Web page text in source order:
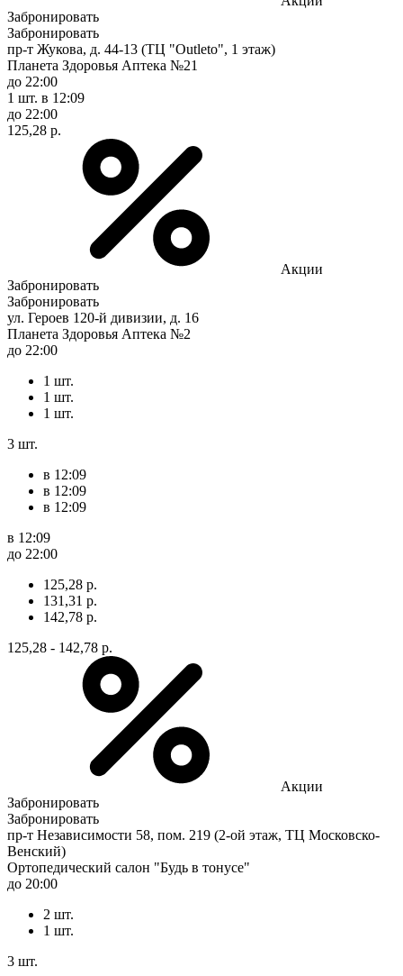
Забронировать
Забронировать
пр-т Жукова, д. 44-13 (ТЦ "Outleto", 1 этаж)
Планета Здоровья Аптека №21
до 22:00
1 шт. в 12:09
до 22:00
125,28 р.
Акции
Забронировать
Забронировать
ул. Героев 120-й дивизии, д. 16
Планета Здоровья Аптека №2
до 22:00
1 шт.
1 шт.
1 шт.
3 шт.
в 12:09
в 12:09
в 12:09
в 12:09
до 22:00
125,28 р.
131,31 р.
142,78 р.
125,28 - 142,78 р.
Акции
Забронировать
Забронировать
пр-т Независимости 58, пом. 219 (2-ой этаж, ТЦ Московско-
Венский)
Ортопедический салон "Будь в тонусе"
до 20:00
2 шт.
1 шт.
3 шт.